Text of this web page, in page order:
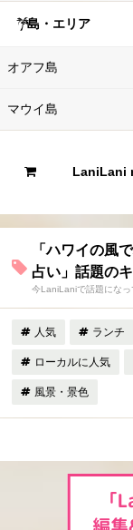
島・エリア
オアフ島
マウイ島
LaniLani
「ハワイの風
占い」話題の
今LaniLaniで話題になっ
人気 ランチ
ローカルに人気
風景・景色